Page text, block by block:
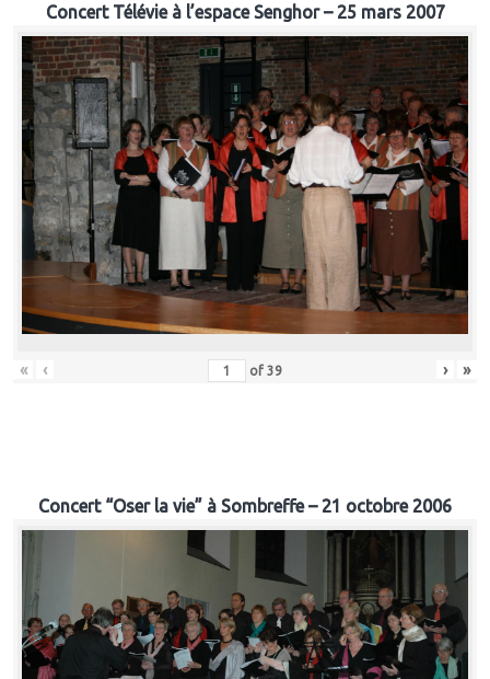
Concert Télévie à l’espace Senghor – 25 mars 2007
« ‹ of 39 › »
Concert “Oser la vie” à Sombreffe – 21 octobre 2006